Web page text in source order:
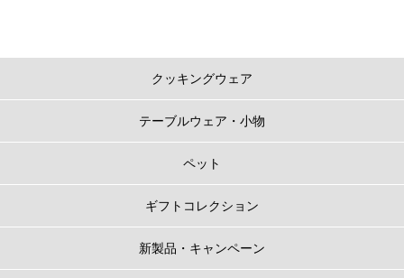
クッキングウェア
テーブルウェア・小物
ペット
ギフトコレクション
新製品・キャンペーン